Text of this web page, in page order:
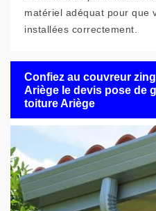
matériel adéquat pour que
installées correctement.
Confiez au couvreur
Ariège le devis pose de
toiture Ariège